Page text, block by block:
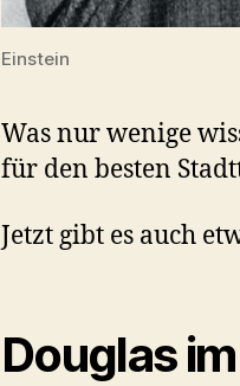
Einstein
Was nur wenige
für den besten
Jetzt gibt es auch
Douglas